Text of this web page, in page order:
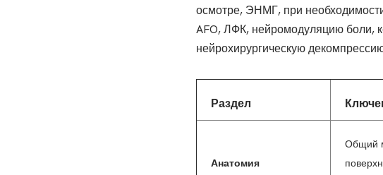
осмотре, ЭНМГ, при
AFO, ЛФК, нейромодуляцию боли,
нейрохирургическую
Раздел
Анатомия
Общий